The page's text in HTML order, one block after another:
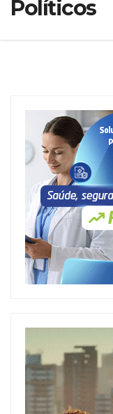
Políticos